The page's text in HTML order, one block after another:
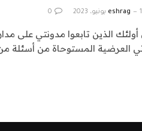
eshrag
0
الذين تابعوا مدونتي على
العرضية المستوحاة من أسئلة